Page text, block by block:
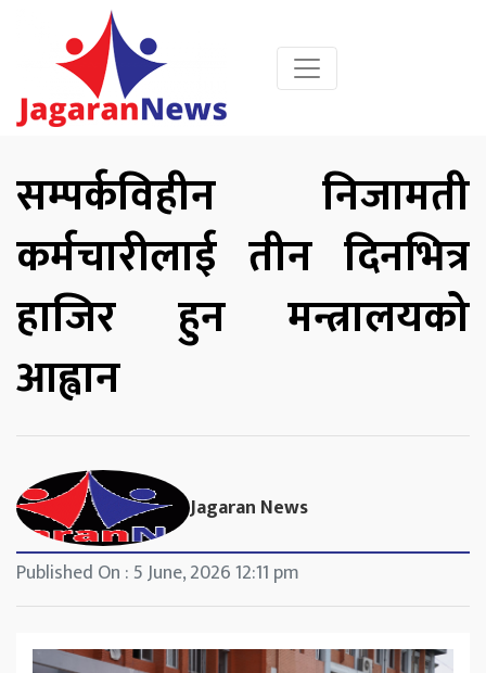
सम्पर्कविहीन निजामती
कर्मचारीलाई तीन दिनभित्र
हाजिर हुन मन्त्रालयको
आह्वान
Jagaran News
Published On : 5 June, 2026 12:11 pm